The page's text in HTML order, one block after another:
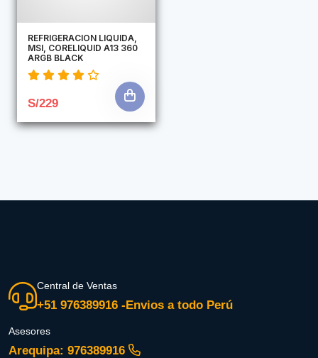
REFRIGERACION LIQUIDA,
MSI, CORELIQUID A13 360
ARGB BLACK
S/229
Central de Ventas
+51 976389916 -Envios a todo Perú
Asesores
Arequipa: 976389916